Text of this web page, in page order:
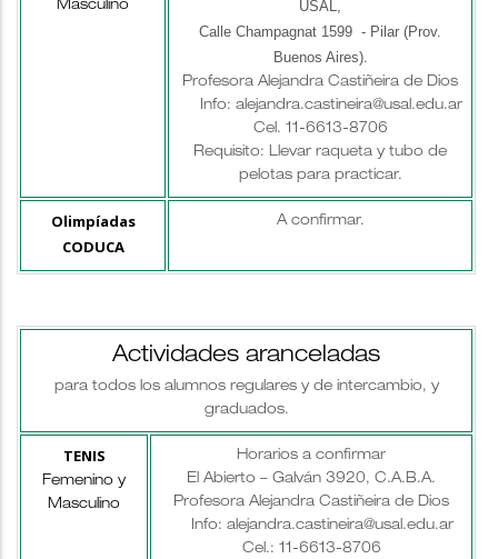
Masculino
USAL,
Calle Champagnat 1599 - Pilar (Prov.
Buenos Aires).
Profesora Alejandra Castiñeira de Dios
Info: alejandra.castineira@usal.edu.ar
Cel. 11-6613-8706
Requisito: Llevar raqueta y tubo de
pelotas para practicar.
Olimpíadas
CODUCA
A confirmar.
Actividades aranceladas
para todos los alumnos regulares y de intercambio, y
graduados.
TENIS
Femenino y
Masculino
Horarios a confirmar
El Abierto – Galván 3920, C.A.B.A.
Profesora Alejandra Castiñeira de Dios
Info: alejandra.castineira@usal.edu.ar
Cel.: 11-6613-8706